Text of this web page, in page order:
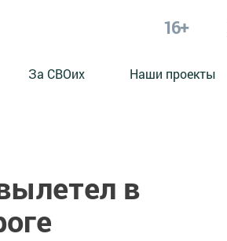
16+
За СВОих Наши проекты
в